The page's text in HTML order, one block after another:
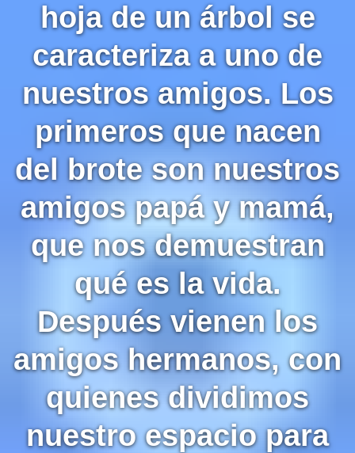
hoja de un árbol se
caracteriza a uno de
nuestros amigos. Los
primeros que nacen
del brote son nuestros
amigos papá y mamá,
que nos demuestran
qué es la vida.
Después vienen los
amigos hermanos, con
quienes dividimos
nuestro espacio para